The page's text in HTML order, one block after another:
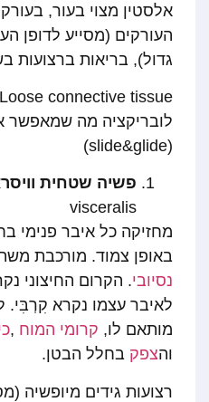
אלסטין מצוי בעור,
העורקים (מסייע לדופן
גדול), בריאות ברצועות
לובריקציה מה
(slide&glide)
פשיה שטחית
visceralis
מחזיקה כל איבר פנימי
באופן צמוד. מורכבת
נסיובי. הקרום החיצוני
לאיבר עצמו נקרא קִרְבִּי.
מותאם לו, קרומי המוח ,
והצפק בחלל הבטן.
רצועות גידים מיופשיה